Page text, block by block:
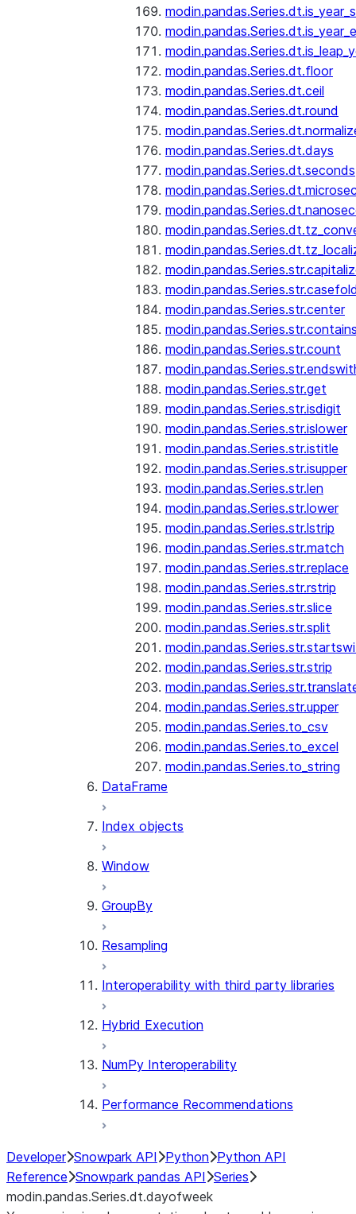
modin.pandas.Series.dt.floor
modin.pandas.Series.dt.ceil
modin.pandas.Series.dt.round
modin.pandas.Series.dt.days
modin.pandas.Series.dt.seconds
modin.pandas.Series.str.center
modin.pandas.Series.str.count
modin.pandas.Series.str.get
modin.pandas.Series.str.isdigit
modin.pandas.Series.str.islower
modin.pandas.Series.str.istitle
modin.pandas.Series.str.isupper
modin.pandas.Series.str.len
modin.pandas.Series.str.lower
modin.pandas.Series.str.lstrip
modin.pandas.Series.str.match
modin.pandas.Series.str.replace
modin.pandas.Series.str.rstrip
modin.pandas.Series.str.slice
modin.pandas.Series.str.split
modin.pandas.Series.str.strip
modin.pandas.Series.str.upper
modin.pandas.Series.to_csv
modin.pandas.Series.to_excel
modin.pandas.Series.to_string
DataFrame
Index objects
Window
GroupBy
Resampling
Interoperability with third party libraries
Hybrid Execution
NumPy Interoperability
Performance Recommendations
Developer Snowpark API Python Python API
Reference Snowpark pandas API Series
modin.pandas.Series.dt.dayofweek